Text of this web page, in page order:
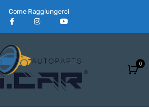
Come Raggiungerci
0